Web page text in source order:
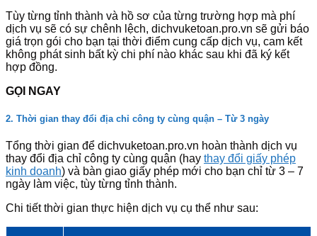
Tùy từng tỉnh thành và hồ sơ của từng trường hợp mà phí
dịch vụ sẽ có sự chênh lệch, dichvuketoan.pro.vn sẽ gửi báo
giá trọn gói cho bạn tại thời điểm cung cấp dịch vụ, cam kết
không phát sinh bất kỳ chi phí nào khác sau khi đã ký kết
hợp đồng.
GỌI NGAY
2. Thời gian thay đổi địa chỉ công ty cùng quận – Từ 3 ngày
Tổng thời gian để dichvuketoan.pro.vn hoàn thành dịch vụ
thay đổi địa chỉ công ty cùng quận (hay thay đổi giấy phép
kinh doanh) và bàn giao giấy phép mới cho bạn chỉ từ 3 – 7
ngày làm việc, tùy từng tỉnh thành.
Chi tiết thời gian thực hiện dịch vụ cụ thể như sau: